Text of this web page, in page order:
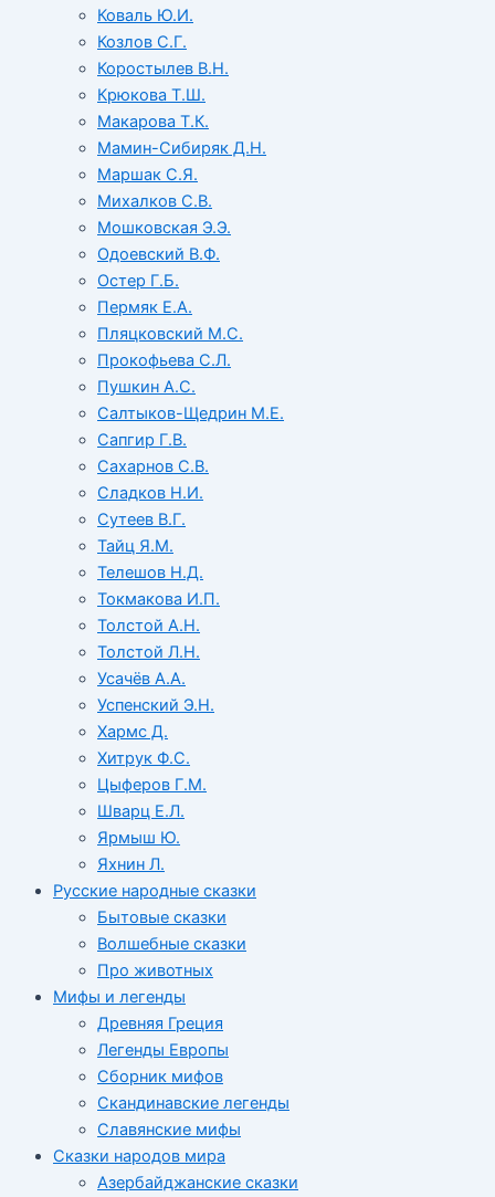
Коваль Ю.И.
Козлов С.Г.
Коростылев В.Н.
Крюкова Т.Ш.
Макарова Т.К.
Мамин-Сибиряк Д.Н.
Маршак С.Я.
Михалков С.В.
Мошковская Э.Э.
Одоевский В.Ф.
Остер Г.Б.
Пермяк Е.А.
Пляцковский М.С.
Прокофьева С.Л.
Пушкин А.С.
Салтыков-Щедрин М.Е.
Сапгир Г.В.
Сахарнов С.В.
Сладков Н.И.
Сутеев В.Г.
Тайц Я.М.
Телешов Н.Д.
Токмакова И.П.
Толстой А.Н.
Толстой Л.Н.
Усачёв А.А.
Успенский Э.Н.
Хармс Д.
Хитрук Ф.С.
Цыферов Г.М.
Шварц Е.Л.
Ярмыш Ю.
Яхнин Л.
Русские народные сказки
Бытовые сказки
Волшебные сказки
Про животных
Мифы и легенды
Древняя Греция
Легенды Европы
Сборник мифов
Скандинавские легенды
Славянские мифы
Сказки народов мира
Азербайджанские сказки